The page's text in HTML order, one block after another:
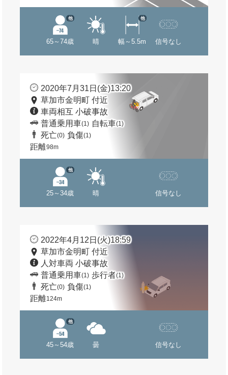
65～74歳
他
晴 幅～5.5m
他
信号なし
2020年7月31日(金)13:20
草加市金明町 付近
車両相互 小破事故
普通乗用車(1) 自転車(1)
死亡(0) 負傷(1)
距離98m
25～34歳
他
晴 信号なし
2022年4月12日(火)18:59
草加市金明町 付近
人対車両 小破事故
普通乗用車(1) 歩行者(1)
死亡(0) 負傷(1)
距離124m
45～54歳
他
曇 信号なし